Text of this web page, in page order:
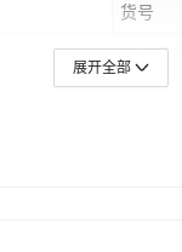
货号
热卖月份
展开全部